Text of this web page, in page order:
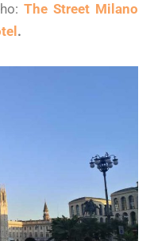
The Street Milano
.